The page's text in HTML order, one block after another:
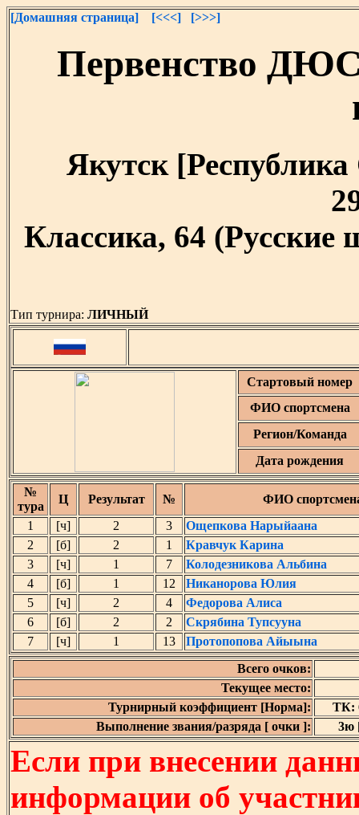
[Домашняя страница] [<<<] [>>>]
Первенство
Якутск
Классика, 64
Тип турнира: ЛИЧНЫЙ
Стартовый номер
ФИО спортсмена
Регион/Команда
Дата рождения
№
тура
Ц Результат №
ФИО
1
[ч] 2 3
Ощепкова Нарыйаана
2
[б] 2 1
Кравчук Карина
3
[ч] 1 7
Колодезникова Альбина
4
[б] 1 12
Никанорова Юлия
5
[ч] 2 4
Федорова Алиса
6
[б] 2 2
Скрябина Тупсууна
7
[ч] 1 13
Протопопова Айыына
Всего очков:
Текущее место:
Турнирный коэффициент [Норма]:
ТК:
Выполнение звания/разряда [ очки ]:
3ю
Если при внесении
информации об